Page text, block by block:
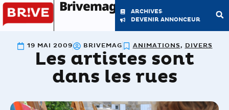
Brivemag'
ARCHIVES
DEVENIR ANNONCEUR
19 MAI 2009 BRIVEMAG ANIMATIONS, DIVERS
Les artistes sont
dans les rues